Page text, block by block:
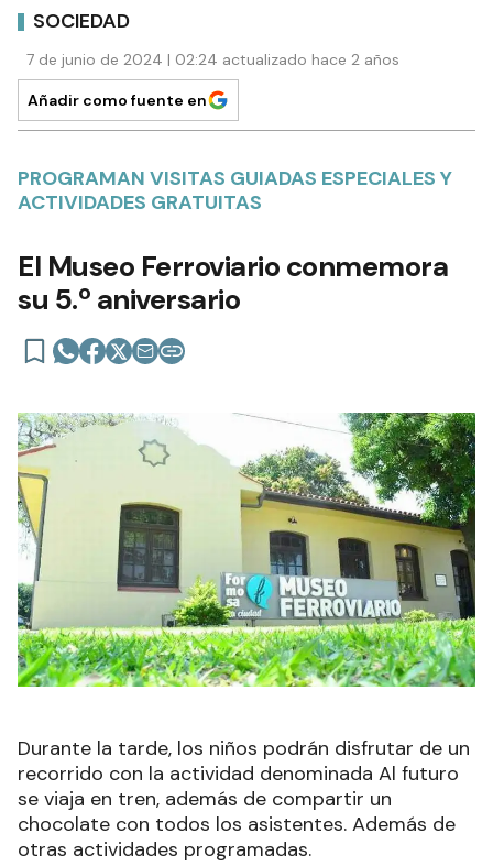
SOCIEDAD
7 de junio de 2024 | 02:24 actualizado hace 2 años
Añadir como fuente en
PROGRAMAN VISITAS GUIADAS ESPECIALES Y
ACTIVIDADES GRATUITAS
El Museo Ferroviario conmemora
su 5.º aniversario
Durante la tarde, los niños podrán disfrutar de un
recorrido con la actividad denominada Al futuro
se viaja en tren, además de compartir un
chocolate con todos los asistentes. Además de
otras actividades programadas.